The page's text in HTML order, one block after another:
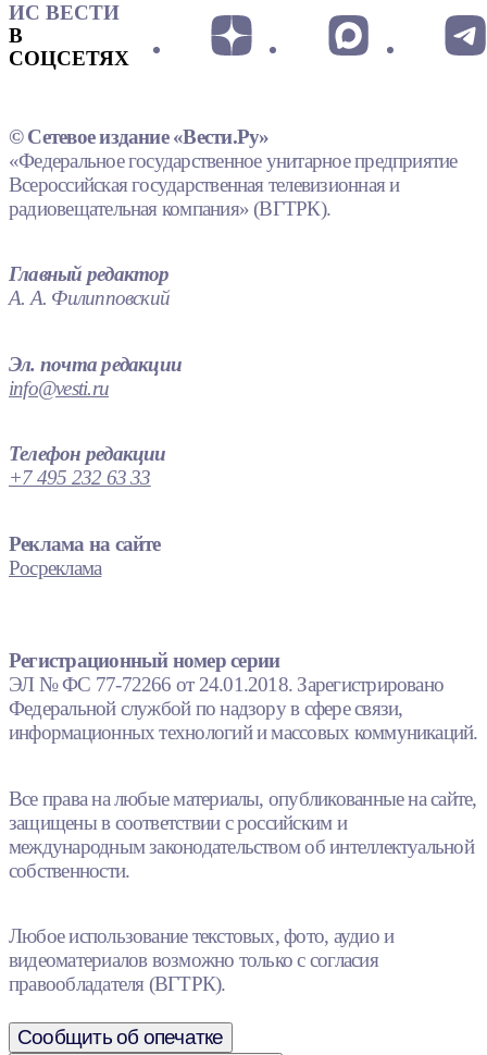
ИС ВЕСТИ
В
СОЦСЕТЯХ
© Сетевое издание «Вести.Ру»
«Федеральное государственное унитарное предприятие
Всероссийская государственная телевизионная и
радиовещательная компания» (ВГТРК).
Главный редактор
А. А. Филипповский
Эл. почта редакции
info@vesti.ru
Телефон редакции
+7 495 232 63 33
Реклама на сайте
Росреклама
Регистрационный номер серии
ЭЛ № ФС 77-72266 от 24.01.2018. Зарегистрировано
Федеральной службой по надзору в сфере связи,
информационных технологий и массовых коммуникаций.
Все права на любые материалы, опубликованные на сайте,
защищены в соответствии с российским и
международным законодательством об интеллектуальной
собственности.
Любое использование текстовых, фото, аудио и
видеоматериалов возможно только с согласия
правообладателя (ВГТРК).
Сообщить об опечатке